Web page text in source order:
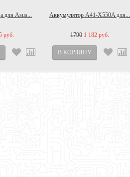
для Asus...
руб.
Аккумулятор A41-X550A для...
1790 1 182 руб.